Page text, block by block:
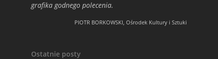
grafika godnego polecenia.
PIOTR BORKOWSKI, Ośrodek Kultury i Sztuki
Ostatnie posty